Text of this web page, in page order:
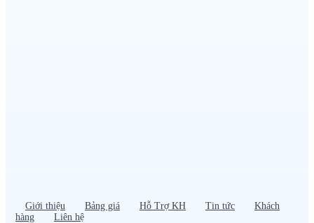
Giới thiệu Bảng giá Hỗ Trợ KH Tin tức
Khách
hàng
Liên hệ